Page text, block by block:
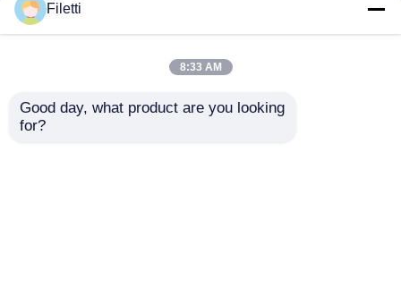
Filetti
8:33 AM
Good day, what product are you looking
for?